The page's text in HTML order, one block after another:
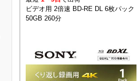
ビデオ用 2倍速 BD-RE DL 6枚パック
50GB 260分